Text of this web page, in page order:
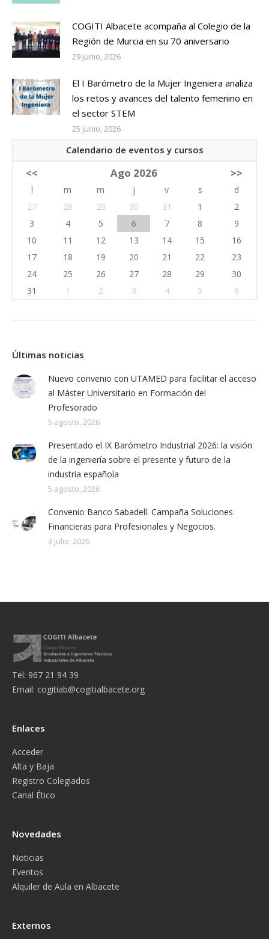
COGITI Albacete acompaña al Colegio de la
Región de Murcia en su 70 aniversario
29 junio, 2026
El I Barómetro de la Mujer Ingeniera analiza
los retos y avances del talento femenino en
el sector STEM
25 junio, 2026
Calendario de eventos y cursos
<< Ago 2026 >>
l m m j v s
d
27
28 29 30 31 1
2
3
4 5 6 7 8
9
10
11 12 13 14 15
16
17
18 19 20 21 22
23
24
25 26 27 28 29
30
31
1 2 3 4 5 6
Últimas noticias
Nuevo convenio con UTAMED para facilitar el acceso
al Máster Universitario en Formación del
Profesorado
5 agosto, 2026
Presentado el IX Barómetro Industrial 2026: la visión
de la ingeniería sobre el presente y futuro de la
industria española
5 agosto, 2026
Convenio Banco Sabadell. Campaña Soluciones
Financieras para Profesionales y Negocios.
3 julio, 2026
Tel: 967 21 94 39
Email: cogitiab@cogitialbacete.org
Enlaces
Acceder
Alta y Baja
Registro Colegiados
Canal Ético
Novedades
Noticias
Eventos
Alquiler de Aula en Albacete
Externos